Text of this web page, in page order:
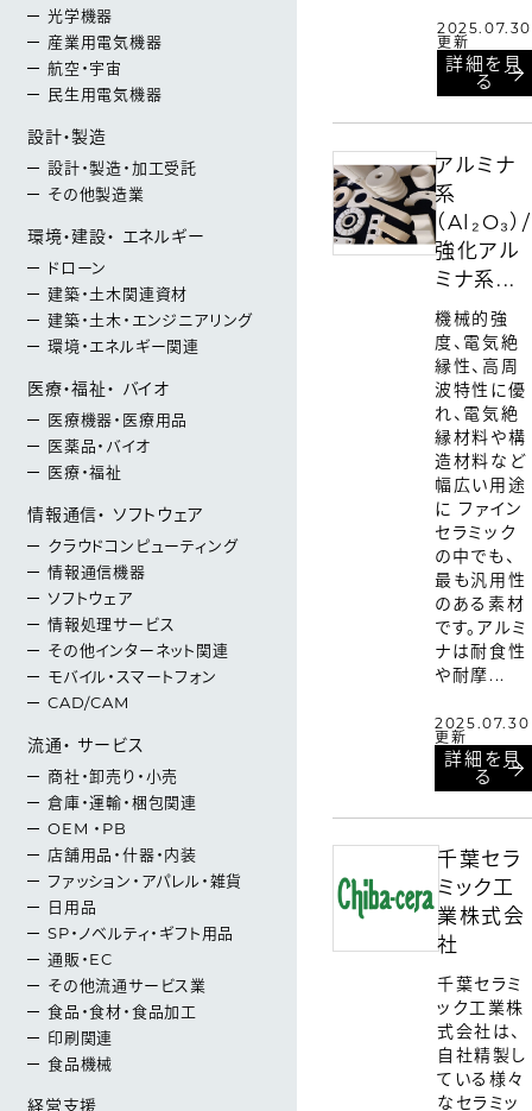
光学機器
産業用電気機器
航空・宇宙
民生用電気機器
設計・製造
設計・製造・加工受託
その他製造業
環境・建設・ エネルギー
ドローン
建築・土木関連資材
建築・土木・エンジニアリング
環境・エネルギー関連
医療・福祉・ バイオ
医療機器・医療用品
医薬品・バイオ
医療・福祉
情報通信・ ソフトウェア
クラウドコンピューティング
情報通信機器
ソフトウェア
情報処理サービス
その他インターネット関連
モバイル・スマートフォン
CAD/CAM
流通・ サービス
商社・卸売り・小売
倉庫・運輸・梱包関連
OEM ・PB
店舗用品・什器・内装
ファッション・アパレル・雑貨
日用品
SP・ノベルティ・ギフト用品
通販・EC
その他流通サービス業
食品・食材・食品加工
印刷関連
食品機械
経営支援
2025.07.30
更新
詳細を見
る
アルミナ
系
（Al₂O₃）/
強化アル
ミナ系...
機械的強
度、電気絶
縁性、高周
波特性に優
れ、電気絶
縁材料や構
造材料など
幅広い用途
に ファイン
セラミック
の中でも、
最も汎用性
のある素材
です。アルミ
ナは耐食性
や耐摩...
2025.07.30
更新
詳細を見
る
千葉セラ
ミック工
業株式会
社
千葉セラミ
ック工業株
式会社は、
自社精製し
ている様々
なセラミッ